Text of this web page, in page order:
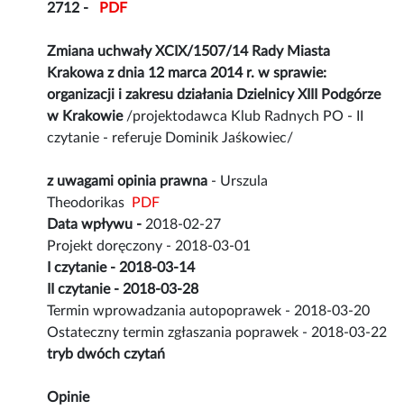
2712 -
PDF
Zmiana uchwały XCIX/1507/14 Rady Miasta
Krakowa z dnia 12 marca 2014 r. w sprawie:
organizacji i zakresu działania Dzielnicy XIII Podgórze
w Krakowie /projektodawca Klub Radnych PO - II
czytanie - referuje Dominik Jaśkowiec/
z uwagami opinia prawna - Urszula
Theodorikas
PDF
Data wpływu - 2018-02-27
Projekt doręczony - 2018-03-01
I czytanie - 2018-03-14
II czytanie - 2018-03-28
Termin wprowadzania autopoprawek - 2018-03-20
Ostateczny termin zgłaszania poprawek - 2018-03-22
tryb dwóch czytań
Opinie